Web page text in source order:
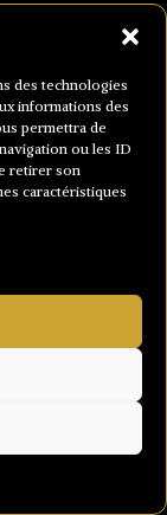
des technologies
informations des
permettra de
ou les ID
retirer son
caractéristiques